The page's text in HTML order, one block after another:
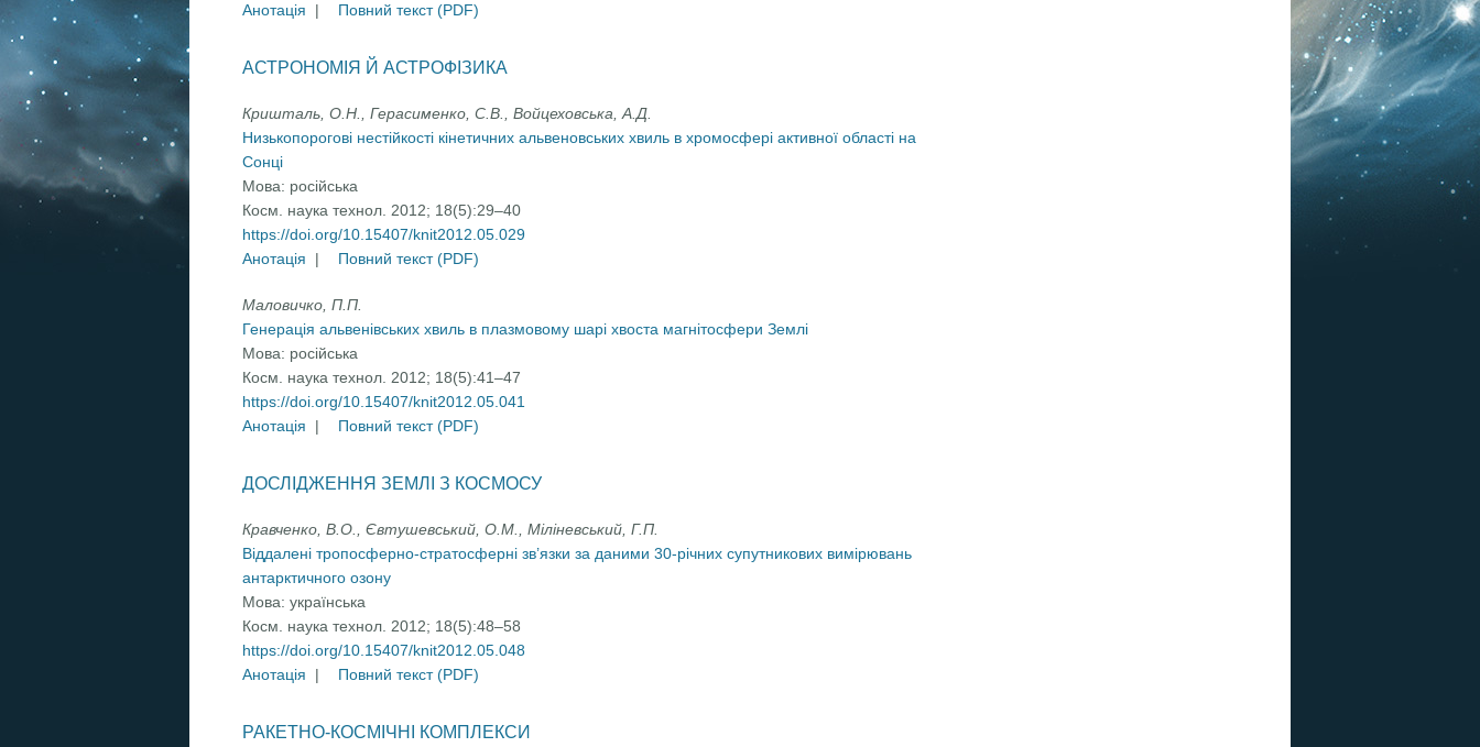
Анотація
| Повний текст (PDF)
АСТРОНОМІЯ Й АСТРОФІЗИКА
Кришталь, О.Н., Герасименко, С.В., Войцеховська, А.Д.
Низькопорогові нестійкості кінетичних альвеновських хвиль в хромосфері активної області на
Сонці
Мова: російська
Косм. наука технол. 2012; 18(5):29–40
https://doi.org/10.15407/knit2012.05.029
Анотація
| Повний текст (PDF)
Маловичко, П.П.
Генерація альвенівських хвиль в плазмовому шарі хвоста магнітосфери Землі
Мова: російська
Косм. наука технол. 2012; 18(5):41–47
https://doi.org/10.15407/knit2012.05.041
Анотація
| Повний текст (PDF)
ДОСЛІДЖЕННЯ ЗЕМЛІ З КОСМОСУ
Кравченко, В.О., Євтушевський, О.М., Міліневський, Г.П.
Віддалені тропосферно-стратосферні зв’язки за даними 30-річних супутникових вимірювань
антарктичного озону
Мова: українська
Косм. наука технол. 2012; 18(5):48–58
https://doi.org/10.15407/knit2012.05.048
Анотація
| Повний текст (PDF)
РАКЕТНО-КОСМІЧНІ КОМПЛЕКСИ